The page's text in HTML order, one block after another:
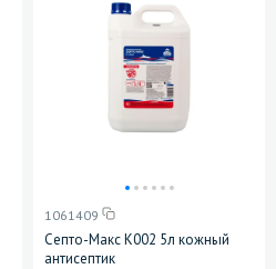
1061409
Септо-Макс К002 5л кожный
антисептик